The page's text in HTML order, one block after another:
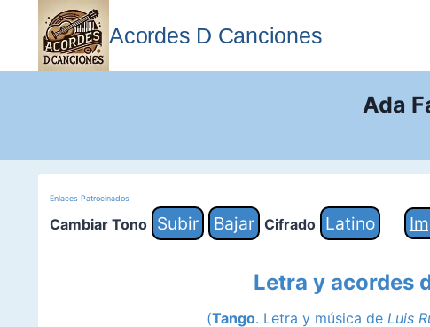
contenido
Acordes D Canciones
Ada
Enlaces Patrocinados
Cambiar Tono Subir Bajar Cifrado Latino
Letra y acordes
(Tango. Letra y música de Luis